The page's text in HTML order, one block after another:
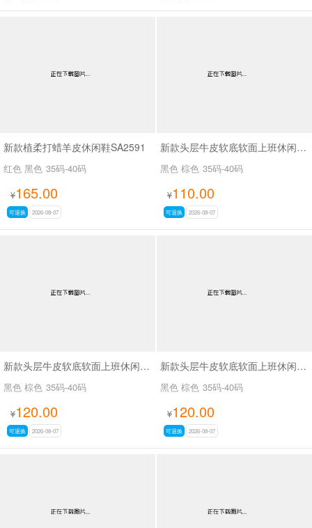
新款植柔打蜡羊皮休闲鞋SA2591
红色 黑色 35码-40码
¥165.00
可退换 2026-08-07
新款头层牛皮软底软面上班休闲百搭女鞋SA3089
黑色 棕色 35码-40码
¥110.00
可退换 2026-08-07
新款头层牛皮软底软面上班休闲百搭女鞋SA3075
黑色 棕色 35码-40码
¥120.00
可退换 2026-08-07
新款头层牛皮软底软面上班休闲百搭女鞋SA3076
黑色 棕色 35码-40码
¥120.00
可退换 2026-08-07